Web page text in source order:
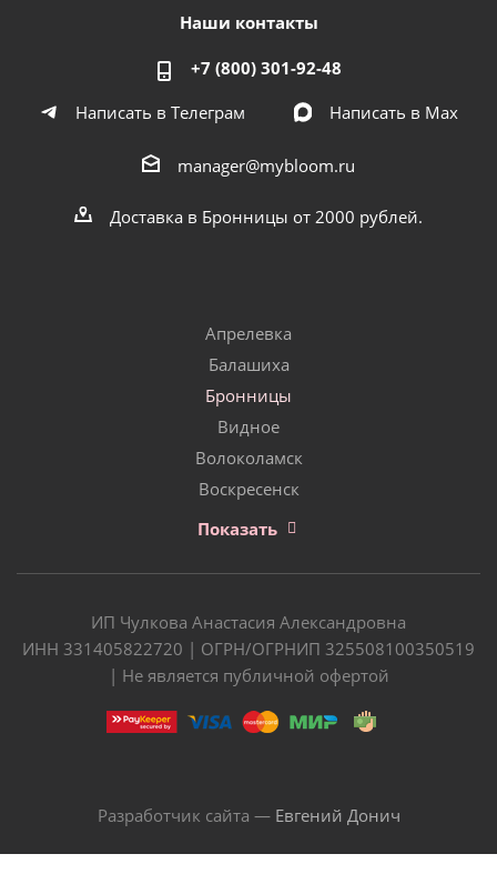
Наши контакты
+7 (800) 301-92-48
Написать в Телеграм
Написать в Мах
manager@mybloom.ru
Доставка в Бронницы от 2000 рублей.
Апрелевка
Балашиха
Бронницы
Видное
Волоколамск
Воскресенск
Показать
ИП Чулкова Анастасия Александровна
ИНН 331405822720 | ОГРН/ОГРНИП 325508100350519
| Не является публичной офертой
Разработчик сайта — Евгений Донич